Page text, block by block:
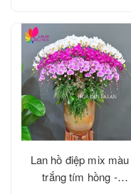
Lan hồ điệp mix màu
trắng tím hồng -